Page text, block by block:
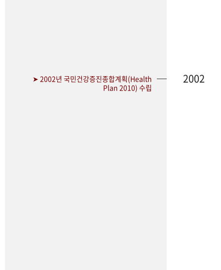
➤ 2002년 국민건강증진종합계획(Health
Plan 2010) 수립
2002